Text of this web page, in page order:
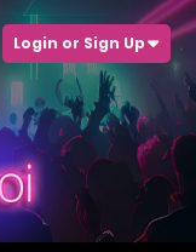
Login or Sign Up